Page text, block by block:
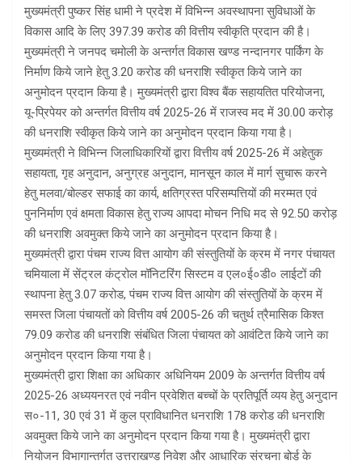
मुख्यमंत्री पुष्कर सिंह धामी ने प्रदेश में विभिन्न अवस्थापना सुविधाओं के
विकास आदि के लिए 397.39 करोड की वित्तीय स्वीकृति प्रदान की है।
मुख्यमंत्री ने जनपद चमोली के अन्तर्गत विकास खण्ड नन्दानगर पार्किंग के
निर्माण किये जाने हेतु 3.20 करोड की धनराशि स्वीकृत किये जाने का
अनुमोदन प्रदान किया है। मुख्यमंत्री द्वारा विश्व बैंक सहायतित परियोजना,
यू-प्रिपेयर को अन्तर्गत वित्तीय वर्ष 2025-26 में राजस्व मद में 30.00 करोड़
की धनराशि स्वीकृत किये जाने का अनुमोदन प्रदान किया गया है।
मुख्यमंत्री ने विभिन्न जिलाधिकारियों द्वारा वित्तीय वर्ष 2025-26 में अहेतुक
सहायता, गृह अनुदान, अनुग्रह अनुदान, मानसून काल में मार्ग सुचारू करने
हेतु मलवा/बोल्डर सफाई का कार्य, क्षतिग्रस्त परिसम्पत्तियों की मरम्मत एवं
पुननिर्माण एवं क्षमता विकास हेतु राज्य आपदा मोचन निधि मद से 92.50 करोड़
की धनराशि अवमुक्त किये जाने का अनुमोदन प्रदान किया है।
मुख्यमंत्री द्वारा पंचम राज्य वित्त आयोग की संस्तुतियों के क्रम में नगर पंचायत
चमियाला में सेंट्रल कंट्रोल मॉनिटरिंग सिस्टम व एल०ई०डी० लाईटों की
स्थापना हेतु 3.07 करोड, पंचम राज्य वित्त आयोग की संस्तुतियों के क्रम में
समस्त जिला पंचायतों को वित्तीय वर्ष 2005-26 की चतुर्थ त्रैमासिक किश्त
79.09 करोड की धनराशि संबंधित जिला पंचायत को आवंटित किये जाने का
अनुमोदन प्रदान किया गया है।
मुख्यमंत्री द्वारा शिक्षा का अधिकार अधिनियम 2009 के अन्तर्गत वित्तीय वर्ष
2025-26 अध्ययनरत एवं नवीन प्रवेशित बच्चों के प्रतिपूर्ति व्यय हेतु अनुदान
स०-11, 30 एवं 31 में कुल प्राविधानित धनराशि 178 करोड की धनराशि
अवमुक्त किये जाने का अनुमोदन प्रदान किया गया है। मुख्यमंत्री द्वारा
नियोजन विभागान्तर्गत उत्तराखण्ड निवेश और आधारिक संरचना बोर्ड के